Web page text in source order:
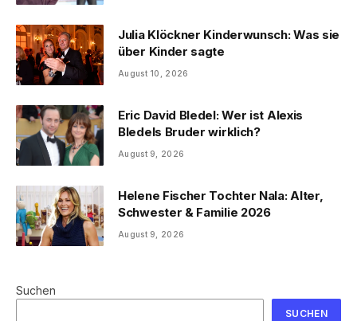
Julia Klöckner Kinderwunsch: Was sie
über Kinder sagte
August 10, 2026
Eric David Bledel: Wer ist Alexis
Bledels Bruder wirklich?
August 9, 2026
Helene Fischer Tochter Nala: Alter,
Schwester & Familie 2026
August 9, 2026
Suchen
SUCHEN